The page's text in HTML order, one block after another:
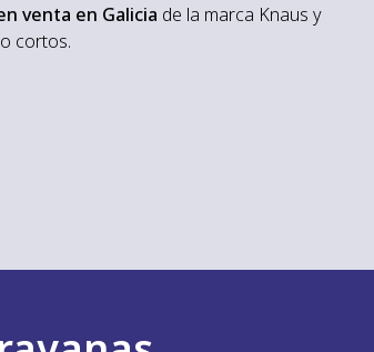
venta en Galicia de la marca Knaus y
cortos.